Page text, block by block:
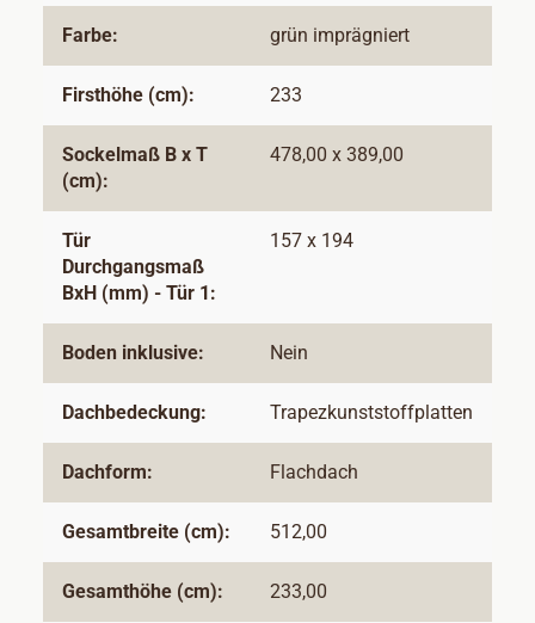
Farbe: grün imprägniert
Firsthöhe (cm): 233
Sockelmaß B x T
(cm):
478,00 x 389,00
Tür
Durchgangsmaß
BxH (mm) - Tür 1:
157 x 194
Boden inklusive: Nein
Dachbedeckung: Trapezkunststoffplatten
Dachform: Flachdach
Gesamtbreite (cm): 512,00
Gesamthöhe (cm): 233,00